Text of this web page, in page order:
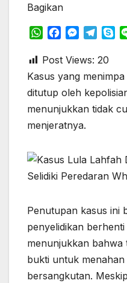
Bagikan
W
a
t
A
p
p
c
e
o
o
k
M
s
s
n
g
e
T
l
e
r
a
S
p
e
Post Views: 20
Kasus yang
ditutup oleh
menunjukkan tidak
menjeratnya.
Penutupan kasus ini
penyelidikan
menunjukkan bahwa
bukti untuk
bersangkutan.